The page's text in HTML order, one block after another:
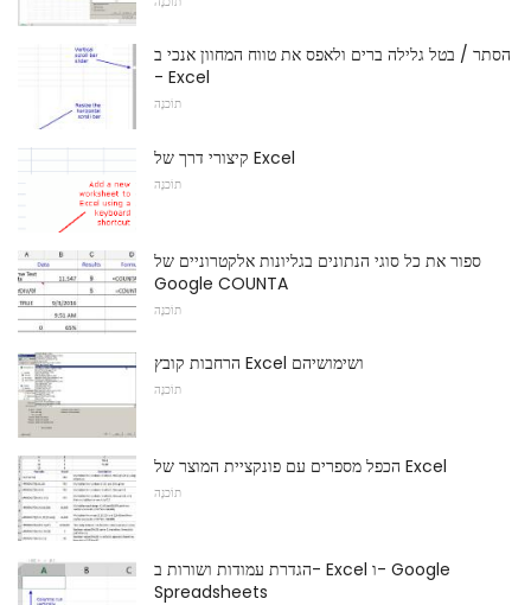
הסתר / בטל גלילה ברים ולאפס את טווח המחוון אנכי ב
- Excel
תוֹכנָה
קיצורי דרך של Excel
תוֹכנָה
ספור את כל סוגי הנתונים בגליונות אלקטרוניים של
Google COUNTA
תוֹכנָה
הרחבות קובץ Excel ושימושיהם
תוֹכנָה
הכפל מספרים עם פונקציית המוצר של Excel
תוֹכנָה
הגדרת עמודות ושורות ב- Excel ו- Google
Spreadsheets